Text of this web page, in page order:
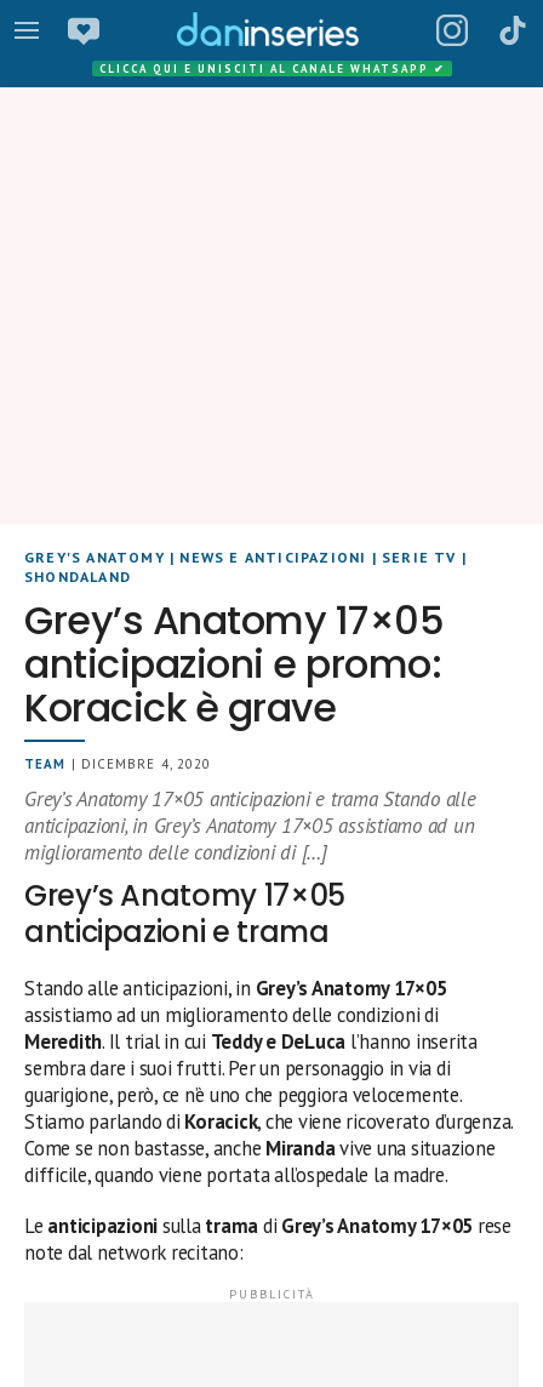
CLICCA QUI E UNISCITI AL CANALE WHATSAPP ✔
GREY'S ANATOMY| NEWS E ANTICIPAZIONI | SERIE TV |
SHONDALAND
Grey’s Anatomy 17×05
anticipazioni e promo:
Koracick è grave
TEAM | DICEMBRE 4, 2020
Grey’s Anatomy 17×05 anticipazioni e trama Stando alle
anticipazioni, in Grey’s Anatomy 17×05 assistiamo ad un
miglioramento delle condizioni di […]
Grey’s Anatomy 17×05
anticipazioni e trama
Stando alle anticipazioni, in Grey’s Anatomy 17×05
assistiamo ad un miglioramento delle condizioni di
Meredith. Il trial in cui Teddy e DeLuca l’hanno inserita
sembra dare i suoi frutti. Per un personaggio in via di
guarigione, però, ce n’è uno che peggiora velocemente.
Stiamo parlando di Koracick, che viene ricoverato d’urgenza.
Come se non bastasse, anche Mirandavive una situazione
difficile, quando viene portata all’ospedale la madre.
Le anticipazionisullatramadi Grey’s Anatomy 17×05 rese
note dal network recitano: